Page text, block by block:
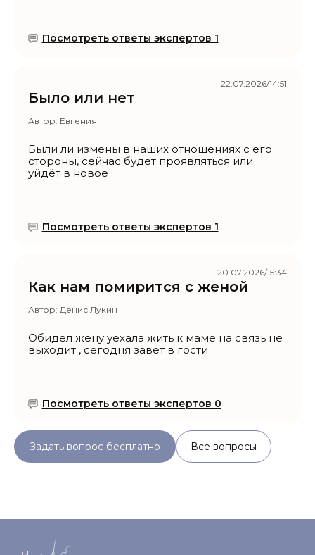
Посмотреть ответы экспертов 1
Было или нет
Автор: Евгения
Были ли измены в наших отношениях с его
стороны, сейчас будет проявляться или
уйдёт в новое
Посмотреть ответы экспертов 1
22.07.2026/14:51
Как нам помирится с женой
Автор: Денис Лукин
Обидел жену уехала жить к маме на связь не
выходит , сегодня завет в гости
Посмотреть ответы экспертов 0
20.07.2026/15:34
Задать вопрос бесплатно Все вопросы